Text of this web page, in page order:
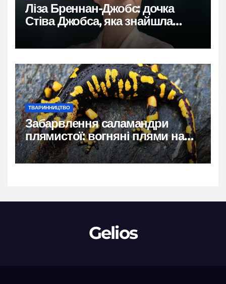
Ліза Бреннан-Джобс: дочка
Стіва Джобса, яка знайшла
власний голос
ТВАРИННИЦТВО
Забарвлення саламандри
плямистої: вогняні плями на
чорному тлі
Gelios